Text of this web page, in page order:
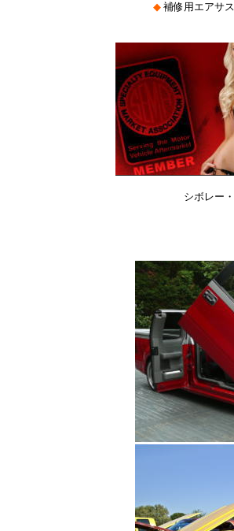
◆ 補修用エアサ
シボレー